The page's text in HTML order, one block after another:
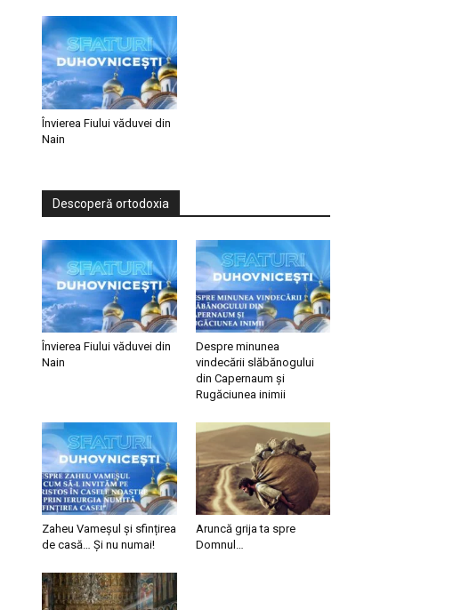
Învierea Fiului văduvei din
Nain
Descoperă ortodoxia
Învierea Fiului văduvei din
Nain
Despre minunea
vindecării slăbănogului
din Capernaum și
Rugăciunea inimii
Zaheu Vameșul și sfințirea
de casă… Și nu numai!
Aruncă grija ta spre
Domnul…